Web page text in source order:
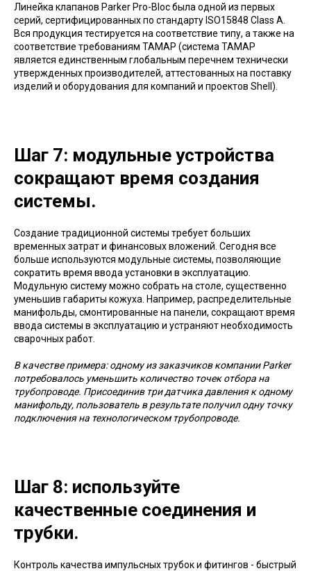
Линейка клапанов Parker Pro-Bloc была одной из первых
серий, сертифицированных по стандарту ISO15848 Class A.
Вся продукция тестируется на соответствие типу, а также на
соответствие требованиям TAMAP (система TAMAP
является единственным глобальным перечнем технически
утвержденных производителей, аттестованных на поставку
изделий и оборудования для компаний и проектов Shell).
Шаг 7: модульные устройства
сокращают время создания
системы.
Создание традиционной системы требует больших
временных затрат и финансовых вложений. Сегодня все
больше используются модульные системы, позволяющие
сократить время ввода установки в эксплуатацию.
Модульную систему можно собрать на столе, существенно
уменьшив габариты кожуха. Например, распределительные
манифольды, смонтированные на панели, сокращают время
ввода системы в эксплуатацию и устраняют необходимость
сварочных работ.
В качестве примера: одному из заказчиков компании Parker
потребовалось уменьшить количество точек отбора на
трубопроводе. Присоединив три датчика давления к одному
манифольду, пользователь в результате получил одну точку
подключения на технологическом трубопроводе.
Шаг 8: используйте
качественные соединения и
трубки.
Контроль качества импульсных трубок и фитингов - быстрый